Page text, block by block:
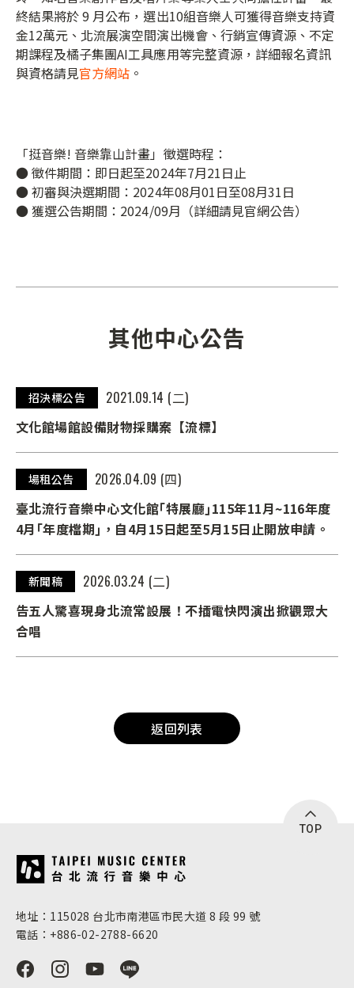
終結果將於 9 月公布，選出10組音樂人可獲得音樂支持資
金12萬元、北流展演空間演出機會、行銷宣傳資源、不定
期課程及橘子集團AI工具應用等完整資源，詳細報名資訊
與資格請見官方網站 。
「挺音樂! 音樂靠山計畫」徵選時程：
● 徵件期間：即日起至2024年7月21日止
● 初審與決選期間：2024年08月01日至08月31日
● 獲選公告期間：2024/09月（詳細請見官網公告）
其他中心公告
招決標公告
2021.09.14 (二)
文化館場館設備財物採購案【流標】
場租公告
2026.04.09 (四)
臺北流行音樂中心文化館｢特展廳｣115年11月~116年度
4月｢年度檔期｣，自4月15日起至5月15日止開放申請。
新聞稿
2026.03.24 (二)
告五人驚喜現身北流常設展！不插電快閃演出掀觀眾大
合唱
返回列表
TOP
:::
地址：115028 台北市南港區市民大道 8 段 99 號
電話：+886-02-2788-6620